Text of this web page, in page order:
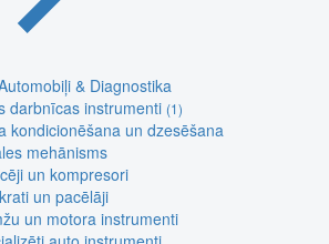
& Diagnostika
darbnīcas instrumenti (1)
kondicionēšana un dzesēšana
mehānisms
un kompresori
un pacēlāji
un motora instrumenti